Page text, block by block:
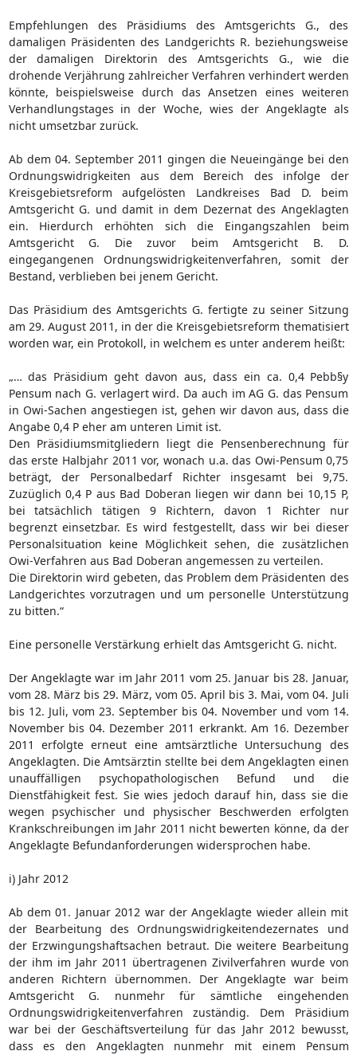
Empfehlungen des Präsidiums des Amtsgerichts G., des
damaligen Präsidenten des Landgerichts R. beziehungsweise
der damaligen Direktorin des Amtsgerichts G., wie die
drohende Verjährung zahlreicher Verfahren verhindert werden
könnte, beispielsweise durch das Ansetzen eines weiteren
Verhandlungstages in der Woche, wies der Angeklagte als
nicht umsetzbar zurück.
Ab dem 04. September 2011 gingen die Neueingänge bei den
Ordnungswidrigkeiten aus dem Bereich des infolge der
Kreisgebietsreform aufgelösten Landkreises Bad D. beim
Amtsgericht G. und damit in dem Dezernat des Angeklagten
ein. Hierdurch erhöhten sich die Eingangszahlen beim
Amtsgericht G. Die zuvor beim Amtsgericht B. D.
eingegangenen Ordnungswidrigkeitenverfahren, somit der
Bestand, verblieben bei jenem Gericht.
Das Präsidium des Amtsgerichts G. fertigte zu seiner Sitzung
am 29. August 2011, in der die Kreisgebietsreform thematisiert
worden war, ein Protokoll, in welchem es unter anderem heißt:
„… das Präsidium geht davon aus, dass ein ca. 0,4 Pebb§y
Pensum nach G. verlagert wird. Da auch im AG G. das Pensum
in Owi-Sachen angestiegen ist, gehen wir davon aus, dass die
Angabe 0,4 P eher am unteren Limit ist.
Den Präsidiumsmitgliedern liegt die Pensenberechnung für
das erste Halbjahr 2011 vor, wonach u.a. das Owi-Pensum 0,75
beträgt, der Personalbedarf Richter insgesamt bei 9,75.
Zuzüglich 0,4 P aus Bad Doberan liegen wir dann bei 10,15 P,
bei tatsächlich tätigen 9 Richtern, davon 1 Richter nur
begrenzt einsetzbar. Es wird festgestellt, dass wir bei dieser
Personalsituation keine Möglichkeit sehen, die zusätzlichen
Owi-Verfahren aus Bad Doberan angemessen zu verteilen.
Die Direktorin wird gebeten, das Problem dem Präsidenten des
Landgerichtes vorzutragen und um personelle Unterstützung
zu bitten.“
Eine personelle Verstärkung erhielt das Amtsgericht G. nicht.
Der Angeklagte war im Jahr 2011 vom 25. Januar bis 28. Januar,
vom 28. März bis 29. März, vom 05. April bis 3. Mai, vom 04. Juli
bis 12. Juli, vom 23. September bis 04. November und vom 14.
November bis 04. Dezember 2011 erkrankt. Am 16. Dezember
2011 erfolgte erneut eine amtsärztliche Untersuchung des
Angeklagten. Die Amtsärztin stellte bei dem Angeklagten einen
unauffälligen psychopathologischen Befund und die
Dienstfähigkeit fest. Sie wies jedoch darauf hin, dass sie die
wegen psychischer und physischer Beschwerden erfolgten
Krankschreibungen im Jahr 2011 nicht bewerten könne, da der
Angeklagte Befundanforderungen widersprochen habe.
i) Jahr 2012
Ab dem 01. Januar 2012 war der Angeklagte wieder allein mit
der Bearbeitung des Ordnungswidrigkeitendezernates und
der Erzwingungshaftsachen betraut. Die weitere Bearbeitung
der ihm im Jahr 2011 übertragenen Zivilverfahren wurde von
anderen Richtern übernommen. Der Angeklagte war beim
Amtsgericht G. nunmehr für sämtliche eingehenden
Ordnungswidrigkeitenverfahren zuständig. Dem Präsidium
war bei der Geschäftsverteilung für das Jahr 2012 bewusst,
dass es den Angeklagten nunmehr mit einem Pensum